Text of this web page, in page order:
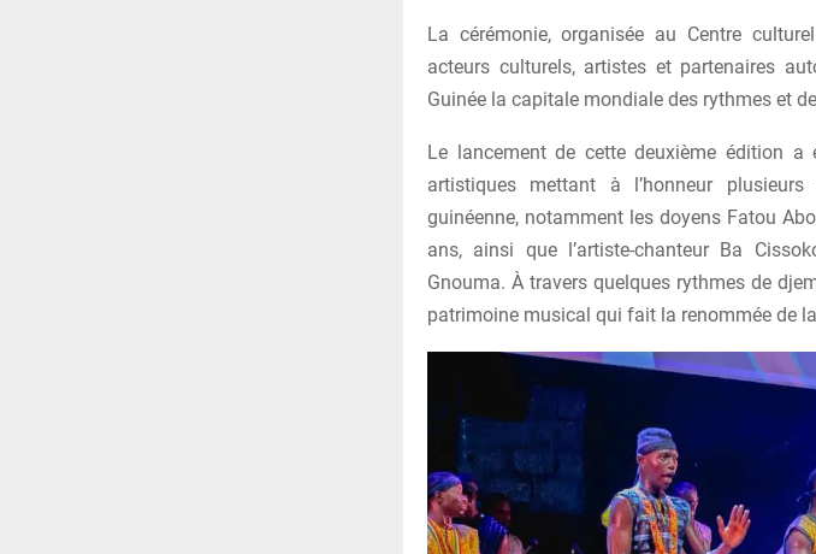
La cérémonie, organisée au Centre
acteurs culturels, artistes et partenaires
Guinée la capitale mondiale des rythmes et
Le lancement de cette deuxième édition
artistiques mettant à l’honneur
guinéenne, notamment les doyens Fatou
ans, ainsi que l’artiste-chanteur Ba
Gnouma. À travers quelques rythmes de
patrimoine musical qui fait la renommée de